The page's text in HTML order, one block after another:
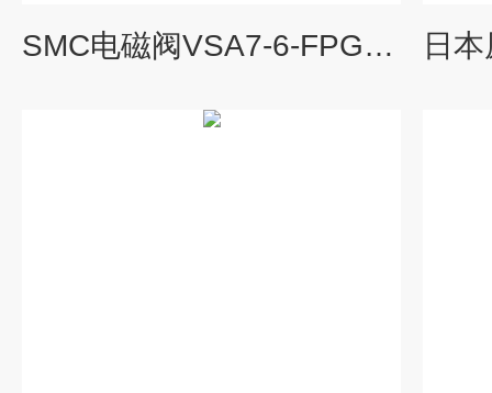
SMC电磁阀VSA7-6-FPGD1B02 经销现货